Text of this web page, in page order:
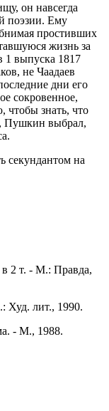
он навсегда
поэзии. Ему
простивших
жизнь за
1 выпуска 1817
не Чаадаев
дни его
сокровенное,
чтобы знать, что
Пушкин выбрал,
секундантом на
2 т. - М.: Правда,
лит., 1990.
- М., 1988.